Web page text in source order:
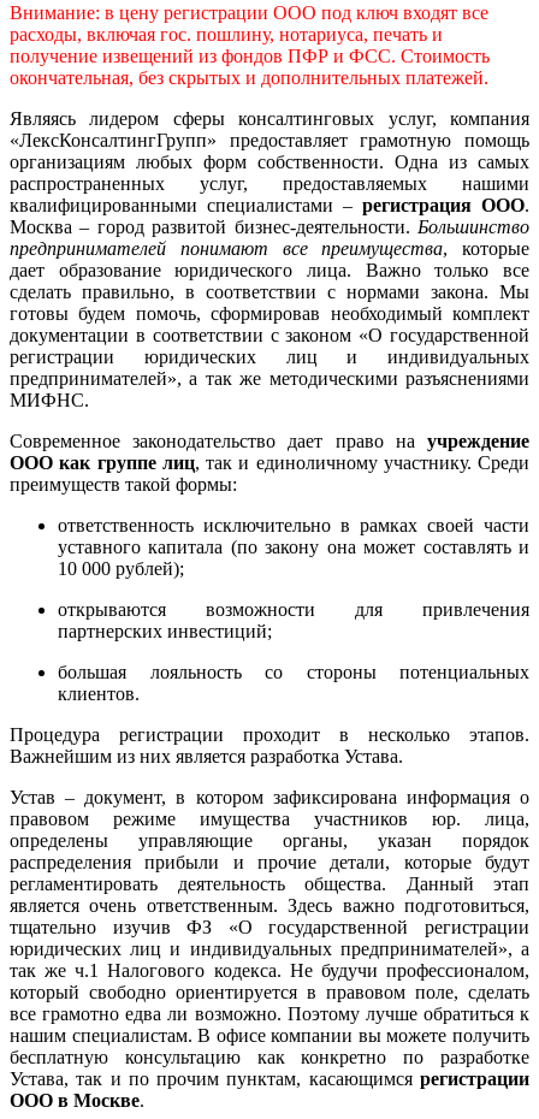
Внимание: в цену регистрации ООО под ключ входят все
расходы, включая гос. пошлину, нотариуса, печать и
получение извещений из фондов ПФР и ФСС. Стоимость
окончательная, без скрытых и дополнительных платежей.
Являясь лидером сферы консалтинговых услуг, компания
«ЛексКонсалтингГрупп» предоставляет грамотную помощь
организациям любых форм собственности. Одна из самых
распространенных услуг, предоставляемых нашими
квалифицированными специалистами – регистрация ООО.
Москва – город развитой бизнес-деятельности. Большинство
предпринимателей понимают все преимущества, которые
дает образование юридического лица. Важно только все
сделать правильно, в соответствии с нормами закона. Мы
готовы будем помочь, сформировав необходимый комплект
документации в соответствии с законом «О государственной
регистрации юридических лиц и индивидуальных
предпринимателей», а так же методическими разъяснениями
МИФНС.
Современное законодательство дает право на учреждение
ООО как группе лиц, так и единоличному участнику. Среди
преимуществ такой формы:
ответственность исключительно в рамках своей части
уставного капитала (по закону она может составлять и
10 000 рублей);
открываются возможности для привлечения
партнерских инвестиций;
большая лояльность со стороны потенциальных
клиентов.
Процедура регистрации проходит в несколько этапов.
Важнейшим из них является разработка Устава.
Устав – документ, в котором зафиксирована информация о
правовом режиме имущества участников юр. лица,
определены управляющие органы, указан порядок
распределения прибыли и прочие детали, которые будут
регламентировать деятельность общества. Данный этап
является очень ответственным. Здесь важно подготовиться,
тщательно изучив ФЗ «О государственной регистрации
юридических лиц и индивидуальных предпринимателей», а
так же ч.1 Налогового кодекса. Не будучи профессионалом,
который свободно ориентируется в правовом поле, сделать
все грамотно едва ли возможно. Поэтому лучше обратиться к
нашим специалистам. В офисе компании вы можете получить
бесплатную консультацию как конкретно по разработке
Устава, так и по прочим пунктам, касающимся регистрации
ООО в Москве.